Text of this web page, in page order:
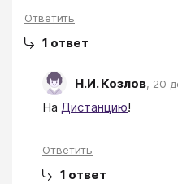
Ответить
1 ответ
Н.И. Козлов, 20
На Дистанцию!
Ответить
1 ответ